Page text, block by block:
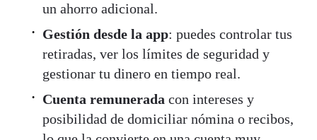
un ahorro adicional.
Gestión desde la app: puedes controlar tus
retiradas, ver los límites de seguridad y
gestionar tu dinero en tiempo real.
Cuenta remunerada con intereses y
posibilidad de domiciliar nómina o recibos,